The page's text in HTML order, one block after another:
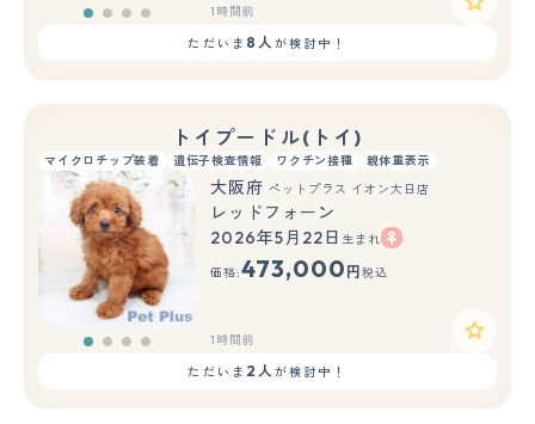
1時間前
ただいま 8人が検討中！
トイプードル(トイ)
マイクロチップ装着 遺伝子検査情報 ワクチン接種 親体重表示
大阪府 ペットプラス イオン大日店
レッドフォーン
2026年5月22日 生まれ
価格:473,000 円 税込
1時間前
ただいま 2人が検討中！